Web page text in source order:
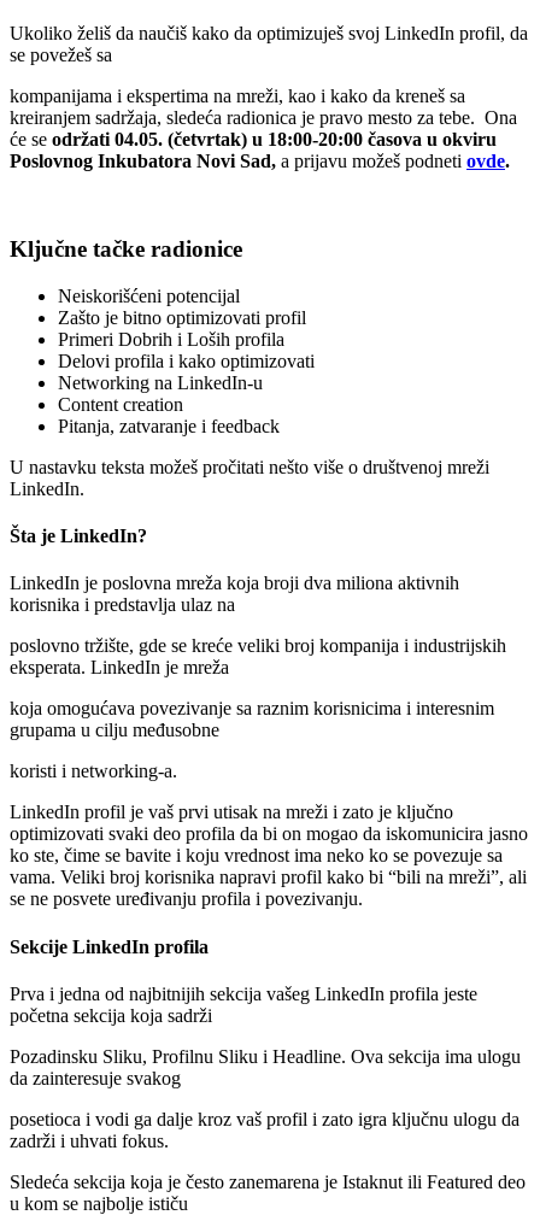
Ukoliko želiš da naučiš kako da optimizuješ svoj LinkedIn profil, da
se povežeš sa
kompanijama i ekspertima na mreži, kao i kako da kreneš sa
kreiranjem sadržaja, sledeća radionica je pravo mesto za tebe. Ona
će se održati 04.05. (četvrtak) u 18:00-20:00 časova u okviru
Poslovnog Inkubatora Novi Sad, a prijavu možeš podneti ovde.
Ključne tačke radionice
Neiskorišćeni potencijal
Zašto je bitno optimizovati profil
Primeri Dobrih i Loših profila
Delovi profila i kako optimizovati
Networking na LinkedIn-u
Content creation
Pitanja, zatvaranje i feedback
U nastavku teksta možeš pročitati nešto više o društvenoj mreži
LinkedIn.
Šta je LinkedIn?
LinkedIn je poslovna mreža koja broji dva miliona aktivnih
korisnika i predstavlja ulaz na
poslovno tržište, gde se kreće veliki broj kompanija i industrijskih
eksperata. LinkedIn je mreža
koja omogućava povezivanje sa raznim korisnicima i interesnim
grupama u cilju međusobne
koristi i networking-a.
LinkedIn profil je vaš prvi utisak na mreži i zato je ključno
optimizovati svaki deo profila da bi on mogao da iskomunicira jasno
ko ste, čime se bavite i koju vrednost ima neko ko se povezuje sa
vama. Veliki broj korisnika napravi profil kako bi “bili na mreži”, ali
se ne posvete uređivanju profila i povezivanju.
Sekcije LinkedIn profila
Prva i jedna od najbitnijih sekcija vašeg LinkedIn profila jeste
početna sekcija koja sadrži
Pozadinsku Sliku, Profilnu Sliku i Headline. Ova sekcija ima ulogu
da zainteresuje svakog
posetioca i vodi ga dalje kroz vaš profil i zato igra ključnu ulogu da
zadrži i uhvati fokus.
Sledeća sekcija koja je često zanemarena je Istaknut ili Featured deo
u kom se najbolje ističu